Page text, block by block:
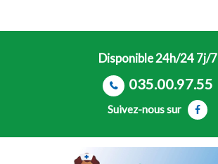
Disponible 24h/24 7j/7
035.00.97.55
Suivez-nous sur